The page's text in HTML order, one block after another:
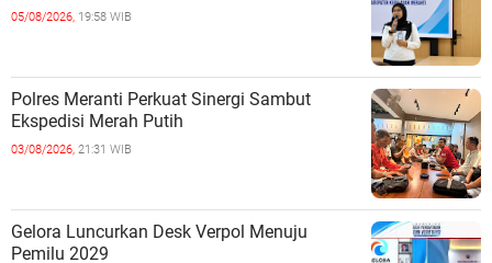
05/08/2026, 19:58 WIB
Polres Meranti Perkuat Sinergi Sambut
Ekspedisi Merah Putih
03/08/2026, 21:31 WIB
Gelora Luncurkan Desk Verpol Menuju
Pemilu 2029